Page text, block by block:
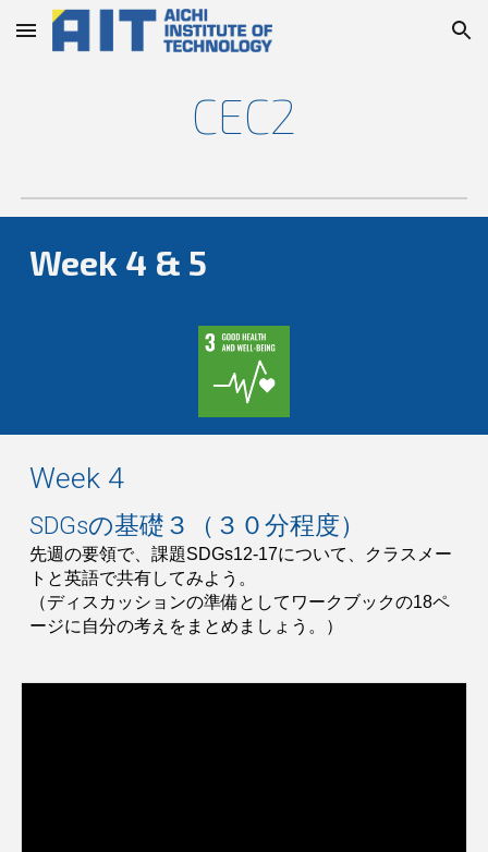
Skip to main content Skip to navigation
CEC2
Week 4 & 5
Week 4
SDGsの基礎３（３０分程度）
先週の要領で、課題SDGs12-17について、クラスメー
トと英語で共有してみよう。
（ディスカッションの準備としてワークブックの18ペ
ージに自分の考えをまとめましょう。）